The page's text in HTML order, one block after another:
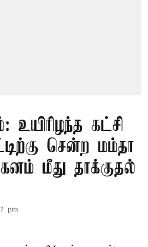
உயிரிழந்த கட்சி
சென்ற மம்தா
மீது தாக்குதல்
pm